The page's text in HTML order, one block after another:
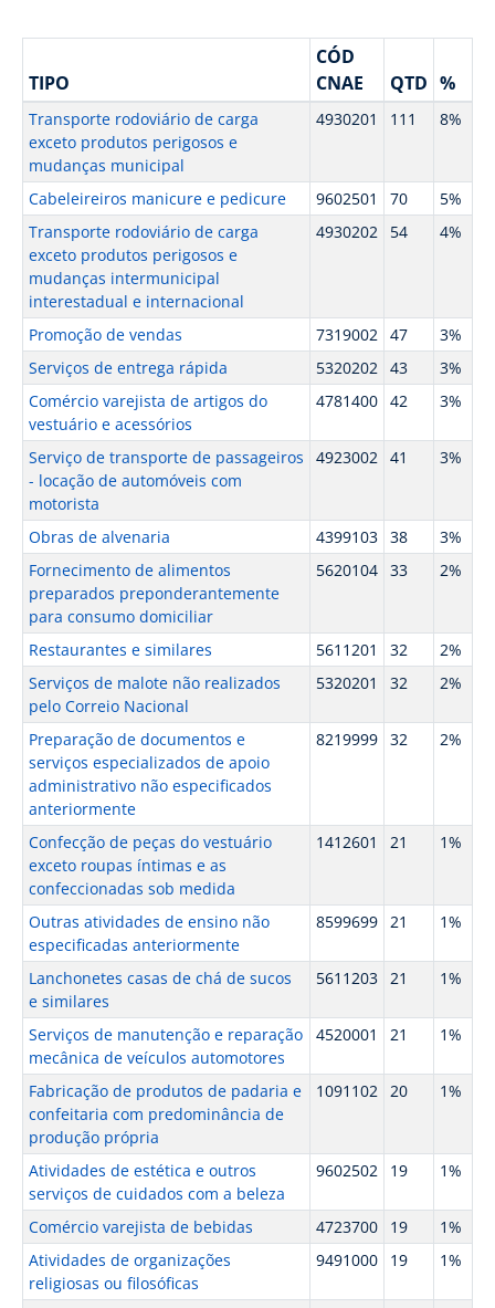
TIPO
CÓD
CNAE
QTD %
Transporte rodoviário de carga
exceto produtos perigosos e
mudanças municipal
4930201 111 8%
Cabeleireiros manicure e pedicure 9602501 70
5%
Transporte rodoviário de carga
exceto produtos perigosos e
mudanças intermunicipal
interestadual e internacional
4930202 54 4%
Promoção de vendas 7319002 47
3%
Serviços de entrega rápida
5320202 43
3%
Comércio varejista de artigos do
vestuário e acessórios
4781400 42 3%
Serviço de transporte de passageiros
- locação de automóveis com
motorista
4923002 41 3%
Obras de alvenaria 4399103 38
3%
Fornecimento de alimentos
preparados preponderantemente
para consumo domiciliar
5620104 33 2%
Restaurantes e similares 5611201 32
2%
Serviços de malote não realizados
pelo Correio Nacional
5320201 32 2%
Preparação de documentos e
serviços especializados de apoio
administrativo não especificados
anteriormente
8219999 32 2%
Confecção de peças do vestuário
exceto roupas íntimas e as
confeccionadas sob medida
1412601 21 1%
Outras atividades de ensino não
especificadas anteriormente
8599699 21 1%
Lanchonetes casas de chá de sucos
e similares
5611203 21 1%
Serviços de manutenção e reparação
mecânica de veículos automotores
4520001 21 1%
Fabricação de produtos de padaria e
confeitaria com predominância de
produção própria
1091102 20 1%
Atividades de estética e outros
serviços de cuidados com a beleza
9602502 19 1%
Comércio varejista de bebidas 4723700 19
1%
Atividades de organizações
religiosas ou filosóficas
9491000 19 1%